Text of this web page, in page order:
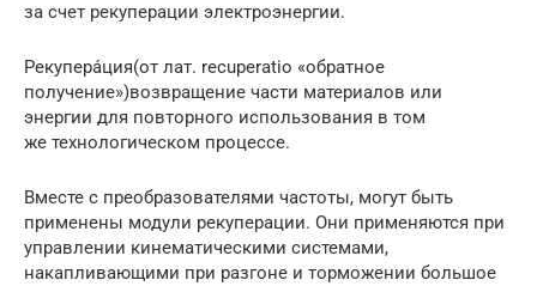
за счет рекуперации электроэнергии.
Рекупера́ция(от лат. recuperatio «обратное
получение»)возвращение части материалов или
энергии для повторного использования в том
же технологическом процессе.
Вместе с преобразователями частоты, могут быть
применены модули рекуперации. Они применяются при
управлении кинематическими системами,
накапливающими при разгоне и торможении большое